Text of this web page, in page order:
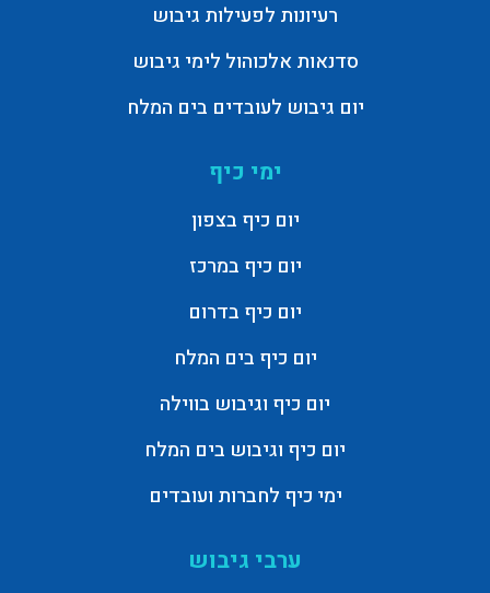
רעיונות לפעילות גיבוש
סדנאות אלכוהול לימי גיבוש
יום גיבוש לעובדים בים המלח
ימי כיף
יום כיף בצפון
יום כיף במרכז
יום כיף בדרום
יום כיף בים המלח
יום כיף וגיבוש בווילה
יום כיף וגיבוש בים המלח
ימי כיף לחברות ועובדים
ערבי גיבוש